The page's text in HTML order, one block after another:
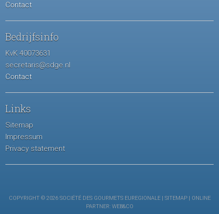
Contact
Bedrijfsinfo
KvK 40073631
secretaris@sdge.nl
Contact
Links
Sitemap
Impressum
Privacy statement
COPYRIGHT © 2026 SOCIÉTÉ DES GOURMETS EUREGIONALE | SITEMAP| ONLINE
PARTNER: WEB&CO